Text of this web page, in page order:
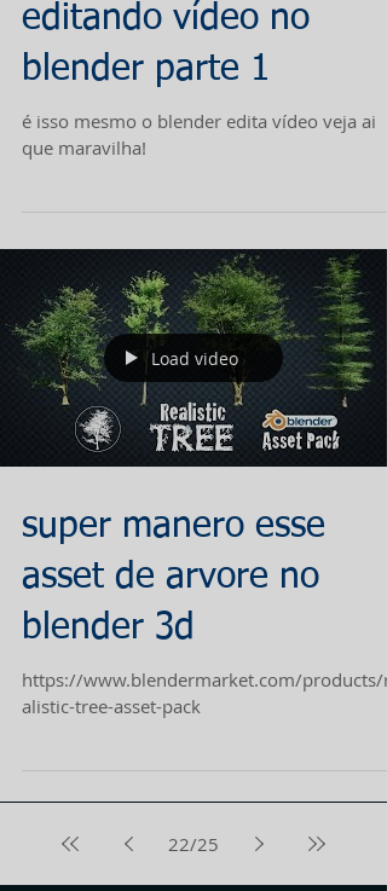
editando vídeo no
blender parte 1
é isso mesmo o blender edita vídeo veja ai
que maravilha!
Load video
super manero esse
asset de arvore no
blender 3d
https://www.blendermarket.com/products/re
alistic-tree-asset-pack
22/25